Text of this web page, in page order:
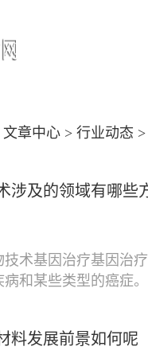
文章中心 > 行业动态 >
涉及的领域有哪些
技术基因治疗基因治
病和某些类型的癌症
料发展前景如何呢